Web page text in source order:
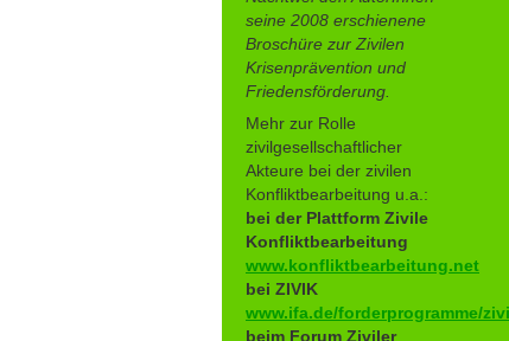
seine 2008 erschienene
Broschüre zur Zivilen
Krisenprävention und
Friedensförderung.
Mehr zur Rolle
zivilgesellschaftlicher
Akteure bei der zivilen
Konfliktbearbeitung u.a.:
bei der Plattform Zivile
Konfliktbearbeitung
www.konfliktbearbeitung.net
bei ZIVIK
www.ifa.de/forderprogramme/
beim Forum Ziviler